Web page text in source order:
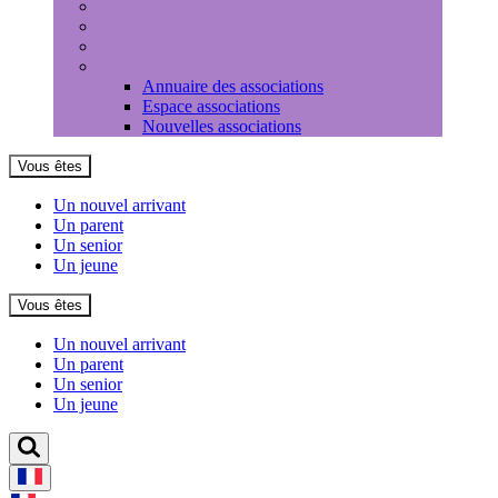
Annuaire des associations
Espace associations
Nouvelles associations
Vous êtes
Un nouvel arrivant
Un parent
Un senior
Un jeune
Vous êtes
Un nouvel arrivant
Un parent
Un senior
Un jeune